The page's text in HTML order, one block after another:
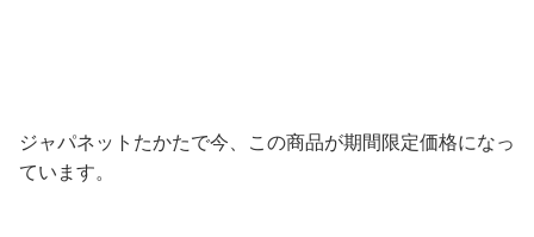
ジャパネットたかたで今、この商品が期間限定価格になっ
ています。